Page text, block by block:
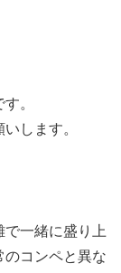
。
します。
で一緒に盛り上
のコンペと異な